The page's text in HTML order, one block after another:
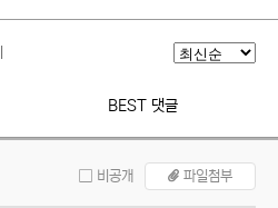
BEST 댓글
비공개 파일첨부